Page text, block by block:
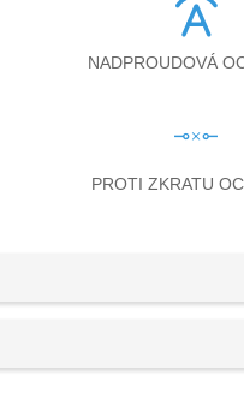
NADPROUDOVÁ
PROTI ZKRATU